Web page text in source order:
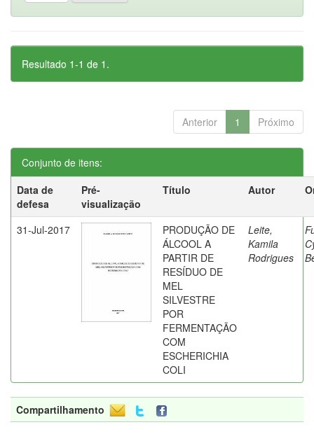
Resultado 1-1 de 1.
Anterior 1 Próximo
Conjunto de itens:
Data de
defesa
Pré-
visualização
Título Autor
31-Jul-2017
PRODUÇÃO DE
ÁLCOOL A
PARTIR DE
RESÍDUO DE
MEL
SILVESTRE
POR
FERMENTAÇÃO
COM
ESCHERICHIA
COLI
Leite,
Kamila
Rodrigues
Compartilhamento